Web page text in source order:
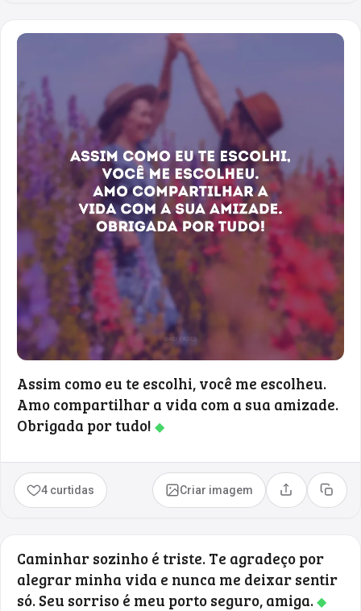
Assim como eu te escolhi, você me escolheu.
Amo compartilhar a vida com a sua amizade.
Obrigada por tudo! ◆
4 curtidas Criar imagem Compartilhar
Copiar
Caminhar sozinho é triste. Te agradeço por
alegrar minha vida e nunca me deixar sentir
só. Seu sorriso é meu porto seguro, amiga.◆